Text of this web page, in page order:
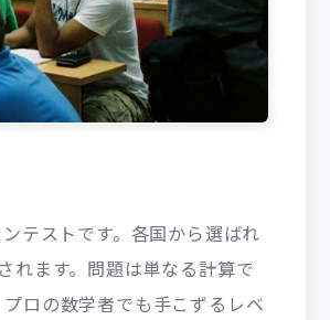
テストです。各国から選ばれ
れます。問題は単なる計算で
ロの数学者でも手こずるレベ